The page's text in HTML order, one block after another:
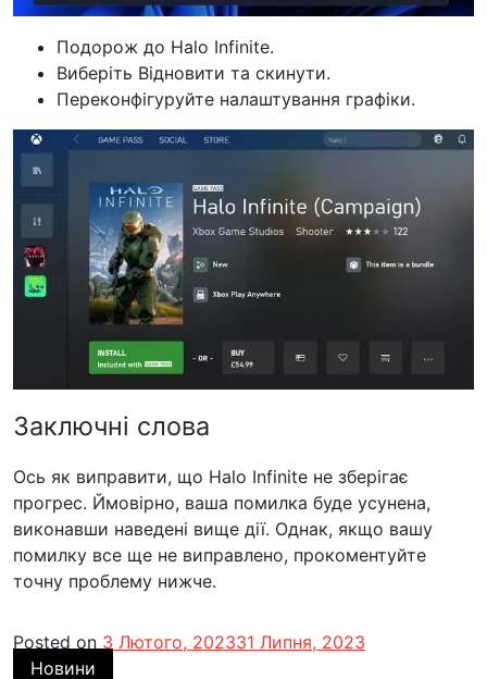
Подорож до Halo Infinite.
Виберіть Відновити та скинути.
Переконфігуруйте налаштування графіки.
Заключні слова
Ось як виправити, що Halo Infinite не зберігає
прогрес. Ймовірно, ваша помилка буде усунена,
виконавши наведені вище дії. Однак, якщо вашу
помилку все ще не виправлено, прокоментуйте
точну проблему нижче.
Posted on 3 Лютого, 202331 Липня, 2023
Новини